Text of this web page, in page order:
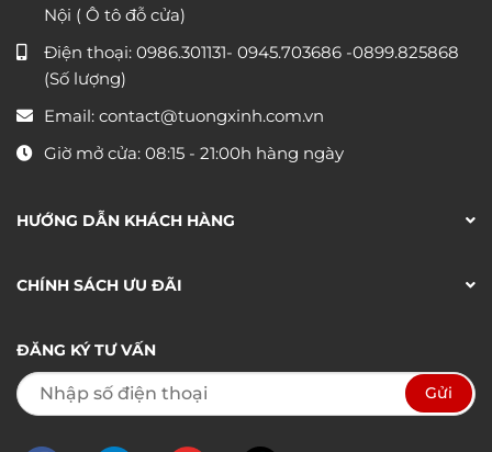
Nội ( Ô tô đỗ cửa)
Điện thoại: 0986.301131- 0945.703686 -0899.825868
(Số lượng)
Email: contact@tuongxinh.com.vn
Giờ mở cửa: 08:15 - 21:00h hàng ngày
HƯỚNG DẪN KHÁCH HÀNG
CHÍNH SÁCH ƯU ĐÃI
ĐĂNG KÝ TƯ VẤN